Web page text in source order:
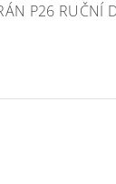
P26 RUČNÍ